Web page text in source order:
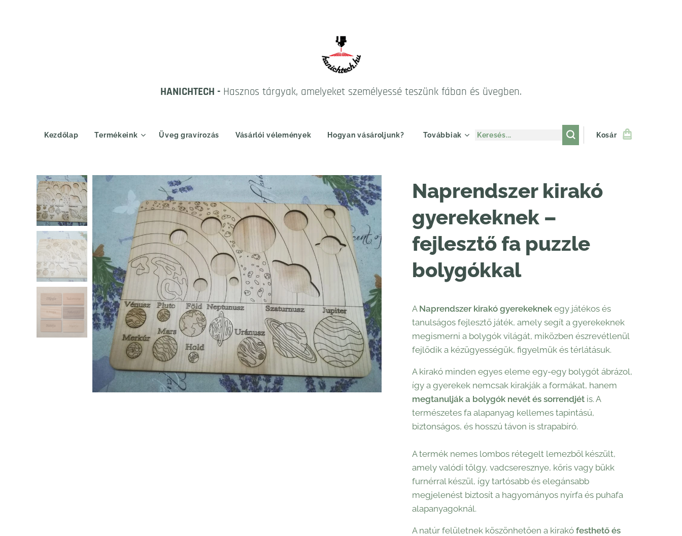
HANICHTECH - Hasznos tárgyak, amelyeket személyessé teszünk fában és üvegben.
Kezdőlap Termékeink Üveg gravírozás Vásárlói vélemények Hogyan vásároljunk? Továbbiak Kosár
Naprendszer kirakó
gyerekeknek –
fejlesztő fa puzzle
bolygókkal
A Naprendszer kirakó gyerekeknek egy játékos és
tanulságos fejlesztő játék, amely segít a gyerekeknek
megismerni a bolygók világát, miközben észrevétlenül
fejlődik a kézügyességük, figyelmük és térlátásuk.
A kirakó minden egyes eleme egy-egy bolygót ábrázol,
így a gyerekek nemcsak kirakják a formákat, hanem
megtanulják a bolygók nevét és sorrendjét is. A
természetes fa alapanyag kellemes tapintású,
biztonságos, és hosszú távon is strapabíró.
A termék nemes lombos rétegelt lemezből készült,
amely valódi tölgy, vadcseresznye, kőris vagy bükk
furnérral készül, így tartósabb és elegánsabb
megjelenést biztosít a hagyományos nyírfa és puhafa
alapanyagoknál.
A natúr felületnek köszönhetően a kirakó festhető és